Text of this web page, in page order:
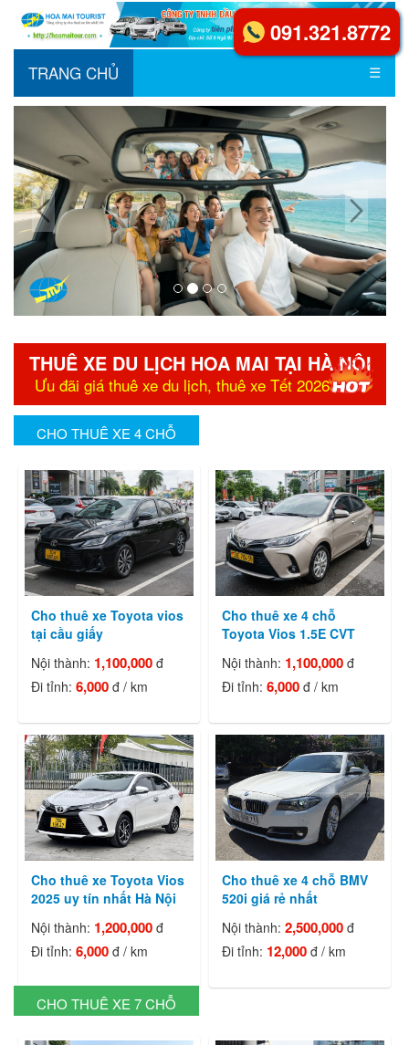
TRANG CHỦ ☰
THUÊ XE DU LỊCH HOA MAI TẠI HÀ NỘI
Ưu đãi giá thuê xe du lịch, thuê xe Tết 2026
CHO THUÊ XE 4 CHỖ
Cho thuê xe Toyota vios
tại cầu giấy
Nội thành: 1,100,000 đ
Đi tỉnh:6,000 đ / km
Cho thuê xe 4 chỗ
Toyota Vios 1.5E CVT
Nội thành: 1,100,000 đ
Đi tỉnh:6,000 đ / km
Cho thuê xe Toyota Vios
2025 uy tín nhất Hà Nội
Nội thành: 1,200,000 đ
Đi tỉnh:6,000 đ / km
Cho thuê xe 4 chỗ BMV
520i giá rẻ nhất
Nội thành:2,500,000 đ
Đi tỉnh: 12,000 đ / km
CHO THUÊ XE 7 CHỖ
091.321.8772